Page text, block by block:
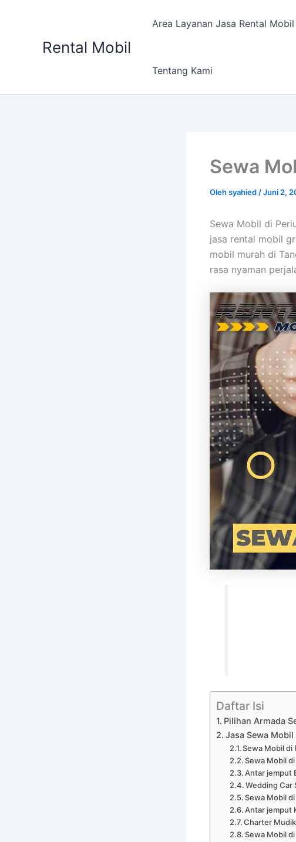
Rental Mobil
Area Layanan Jasa Rental
Tentang Kami
Sewa
Olehsyahied /Juni 2,
Sewa Mobil di
jasa rental mobil
mobil murah di
rasa nyaman
Daftar Isi
Pilihan Armada
Jasa Sewa
Sewa Mobil di
Sewa Mobil
Antar jemput
Wedding Car
Sewa Mobil
Antar jemput
Charter
Sewa Mobil